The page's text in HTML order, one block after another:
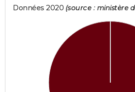
Données 2020 (source : ministère